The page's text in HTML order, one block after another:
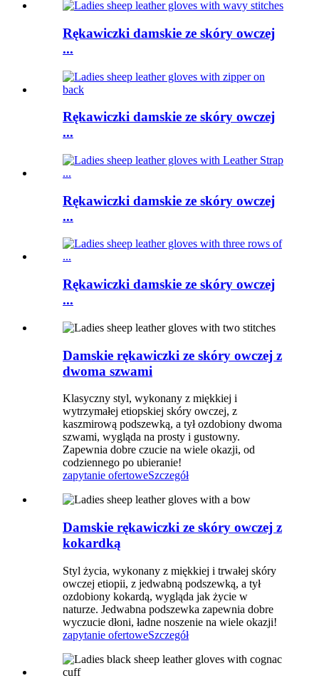
Rękawiczki damskie ze skóry owczej
...
Rękawiczki damskie ze skóry owczej
...
Rękawiczki damskie ze skóry owczej
...
Rękawiczki damskie ze skóry owczej
...
Damskie rękawiczki ze skóry owczej z
dwoma szwami
Klasyczny styl, wykonany z miękkiej i
wytrzymałej etiopskiej skóry owczej, z
kaszmirową podszewką, a tył ozdobiony dwoma
szwami, wygląda na prosty i gustowny.
Zapewnia dobre czucie na wiele okazji, od
codziennego po ubieranie!
zapytanie ofertoweSzczegół
Damskie rękawiczki ze skóry owczej z
kokardką
Styl życia, wykonany z miękkiej i trwałej skóry
owczej etiopii, z jedwabną podszewką, a tył
ozdobiony kokardą, wygląda jak życie w
naturze. Jedwabna podszewka zapewnia dobre
wyczucie dłoni, ładne noszenie na wiele okazji!
zapytanie ofertoweSzczegół